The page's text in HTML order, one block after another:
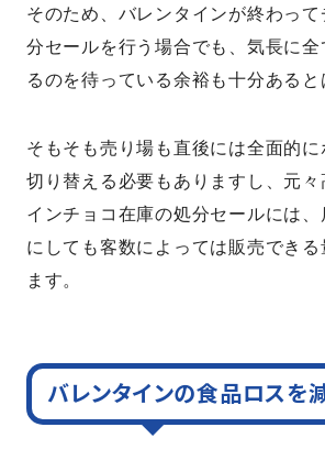
そのため、バレンタインが終わっ
分セールを行う場合でも、気長に
るのを待っている余裕も十分あると
そもそも売り場も直後には全面的に
切り替える必要もありますし、元々
インチョコ在庫の処分セールには、
にしても客数によっては販売できる
ます。
バレンタインの食品ロスを